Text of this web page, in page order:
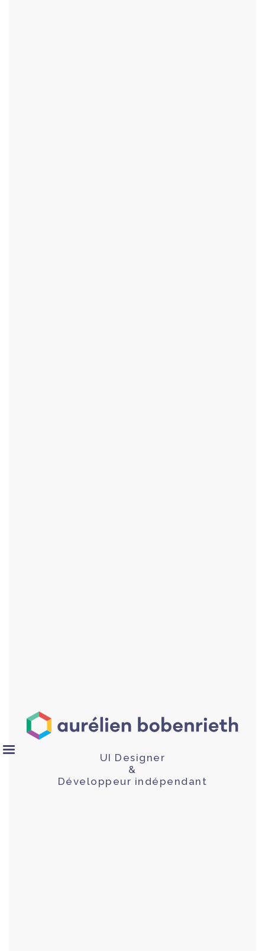
UI Designer
&
Développeur indépendant